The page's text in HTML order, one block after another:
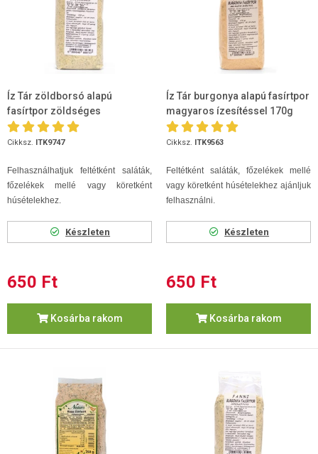
Íz Tár zöldborsó alapú
fasírtpor zöldséges
ízesítéssel 200g
Cikksz. ITK9747
Felhasználhatjuk feltétként saláták,
főzelékek mellé vagy köretként
húsételekhez.
Készleten
650 Ft
Kosárba rakom
Íz Tár burgonya alapú fasírtpor
magyaros ízesítéssel 170g
Cikksz. ITK9563
Feltétként saláták, főzelékek mellé
vagy köretként húsételekhez ajánljuk
felhasználni.
Készleten
650 Ft
Kosárba rakom